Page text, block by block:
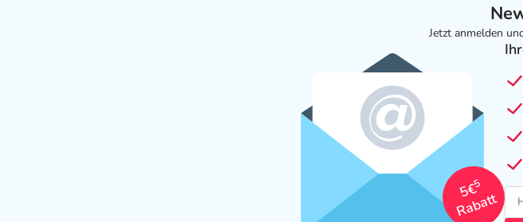
Jetzt anmelden
5€
5
Rabatt